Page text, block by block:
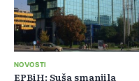
NOVOSTI
EPBiH: Suša smanjila